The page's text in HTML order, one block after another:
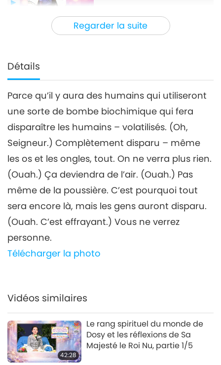
Regarder la suite
Entre Maître et disciples 2023-02-07
4
30:35
Entre Maître et disciples 2023-02-08 9164Vues
5
25:01
Priez pour la Libération du
monde, partie 5/5
Entre Maître et disciples
Détails
Parce qu’il y aura des humains qui utiliseront
une sorte de bombe biochimique qui fera
disparaître les humains – volatilisés. (Oh,
Seigneur.) Complètement disparu – même
les os et les ongles, tout. On ne verra plus rien.
(Ouah.) Ça deviendra de l’air. (Ouah.) Pas
même de la poussière. C’est pourquoi tout
sera encore là, mais les gens auront disparu.
(Ouah. C’est effrayant.) Vous ne verrez
personne.
Télécharger la photo
Vidéos similaires
42:28
Le rang spirituel du monde de
Dosy et les réflexions de Sa
Majesté le Roi Nu, partie 1/5